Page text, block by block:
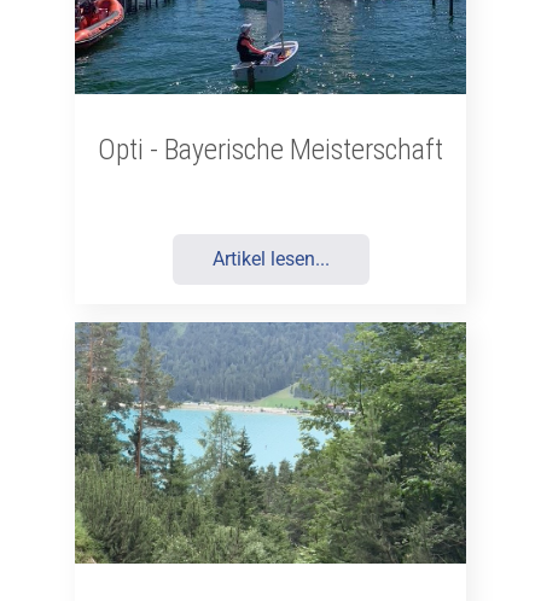
Opti - Bayerische Meisterschaft
Artikel lesen...